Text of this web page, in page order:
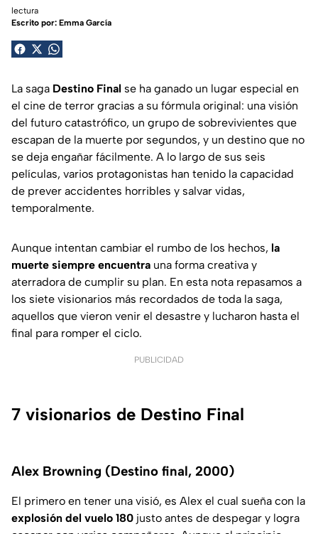
lectura
Escrito por: Emma García
La saga Destino Final se ha ganado un lugar especial en
el cine de terror gracias a su fórmula original: una visión
del futuro catastrófico, un grupo de sobrevivientes que
escapan de la muerte por segundos, y un destino que no
se deja engañar fácilmente. A lo largo de sus seis
películas, varios protagonistas han tenido la capacidad
de prever accidentes horribles y salvar vidas,
temporalmente.
Aunque intentan cambiar el rumbo de los hechos, la
muerte siempre encuentra una forma creativa y
aterradora de cumplir su plan. En esta nota repasamos a
los siete visionarios más recordados de toda la saga,
aquellos que vieron venir el desastre y lucharon hasta el
final para romper el ciclo.
PUBLICIDAD
7 visionarios de Destino Final
Alex Browning (Destino final, 2000)
El primero en tener una visió, es Alex el cual sueña con la
explosión del vuelo 180 justo antes de despegar y logra